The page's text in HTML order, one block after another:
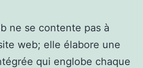
ne se contente pas à
web; elle élabore une
qui englobe chaque